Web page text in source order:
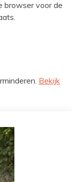
browser voor de
Bekijk